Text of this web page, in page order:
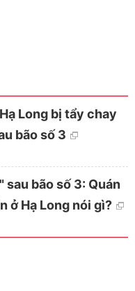
Long bị tẩy chay
bão số 3
sau bão số 3: Quán
ở Hạ Long nói gì?